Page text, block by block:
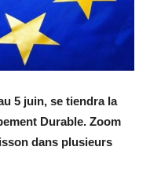
5 juin, se tiendra la
Durable. Zoom
dans plusieurs